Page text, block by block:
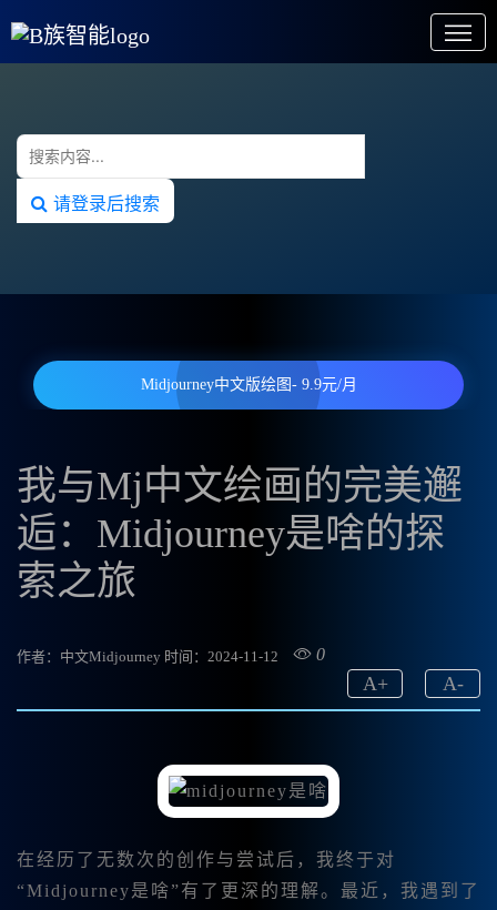
请登录后搜索
Midjourney中文版绘图- 9.9元/月
我与Mj中文绘画的完美邂
逅：Midjourney是啥的探
索之旅
作者：中文Midjourney 时间：2024-11-12 0
A-
A+
在经历了无数次的创作与尝试后，我终于对
“Midjourney是啥”有了更深的理解。最近，我遇到了